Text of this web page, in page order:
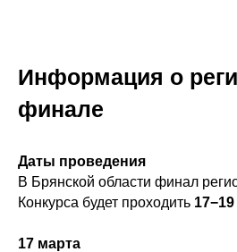
Информация о
финале
Даты проведения
В Брянской области финал
Конкурса будет проходить
17 марта